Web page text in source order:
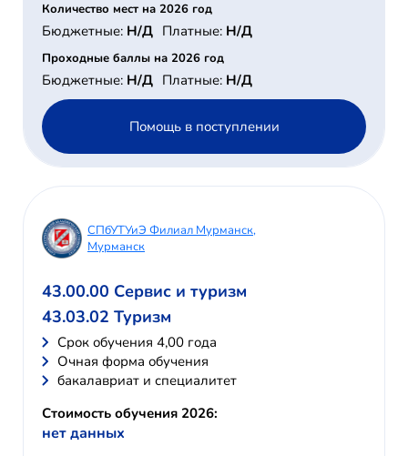
Количество мест на 2026 год
Бюджетные: Н/Д Платные: Н/Д
Проходные баллы на 2026 год
Бюджетные: Н/Д Платные: Н/Д
Помощь в поступлении
СПбУТУиЭ Филиал Мурманск,
Мурманск
43.00.00 Сервис и туризм
43.03.02 Туризм
Cрок обучения 4,00 года
Очная форма обучения
бакалавриат и специалитет
Стоимость обучения 2026:
нет данных